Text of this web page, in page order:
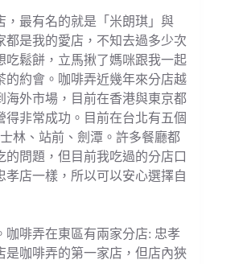
，最有名的就是「米朗琪」與
都是我的愛店，不知去過多少次
吃鬆餅，立馬揪了媽咪跟我一起
的約會。咖啡弄近幾年來分店越
海外市場，目前在香港與東京都
得非常成功。目前在台北有五個
林、站前、劍潭。許多餐廳都
的問題，但目前我吃過的分店口
孝店一樣，所以可以安心選擇自
咖啡弄在東區有兩家分店: 忠孝
是咖啡弄的第一家店，但店內狹